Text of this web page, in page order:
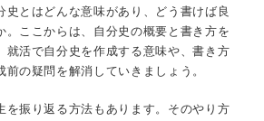
史とはどんな意味があり、どう書けば良
。ここからは、自分史の概要と書き方を
就活で自分史を作成する意味や、書き方
の疑問を解消していきましょう。
を振り返る方法もあります。そのやり方